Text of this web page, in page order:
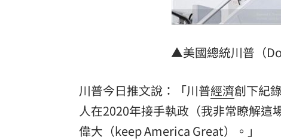
社宅包租爆糾紛 房客控業者硬闖屋內趕人
三立iNEWS新聞台線上直播 18:00
商場戰國來臨 台中「頂奢大道」逐漸成形
▲美國總統川普（
川普今日推文說：「川普經濟創下紀
人在2020年接手執政（我非常瞭解這
偉大（keep America Great）。」